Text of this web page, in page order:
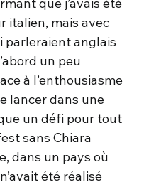
italien, mais avec
parleraient anglais
un peu
à l’enthousiasme
lancer dans une
un défi pour tout
sans Chiara
dans un pays où
été réalisé